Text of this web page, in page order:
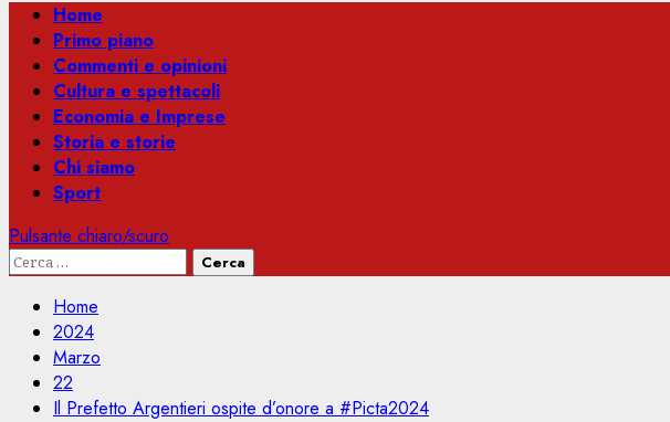
Menu
principale
Home
Primo piano
Commenti e opinioni
Cultura e spettacoli
Economia e Imprese
Storia e storie
Chi siamo
Sport
Pulsante chiaro/scuro
Ricerca
Home
2024
Marzo
22
Il Prefetto Argentieri ospite d’onore a #Picta2024